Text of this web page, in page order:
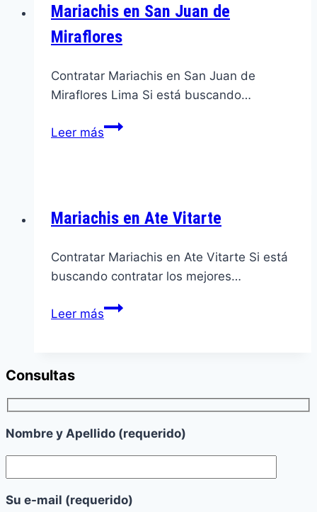
Triunfo
Mariachis en San Juan de
Miraflores
Contratar Mariachis en San Juan de
Miraflores Lima Si está buscando…
Leer másMariachis
Miraflores
Mariachis en Ate Vitarte
Contratar Mariachis en Ate Vitarte Si está
buscando contratar los mejores…
Leer másMariachis
Consultas
Nombre y Apellido (requerido)
Su e-mail (requerido)